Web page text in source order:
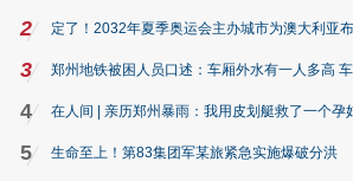
2 定了！2032年夏季奥运会主办城市为澳大利亚
3 郑州地铁被困人员口述：车厢外水有一人多高
4 在人间 | 亲历郑州暴雨：我用皮划艇救了一个孕
5 生命至上！第83集团军某旅紧急实施爆破分洪